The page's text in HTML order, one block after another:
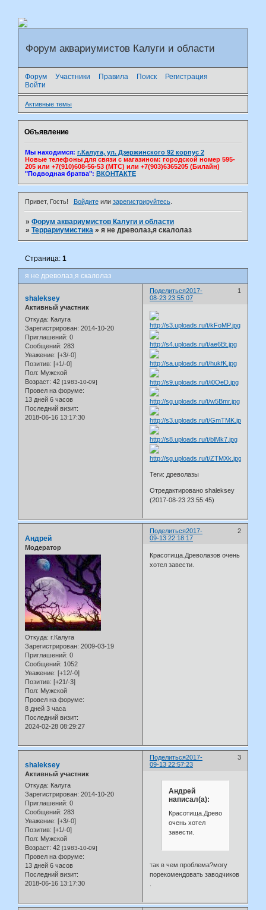
Форум аквариумистов Калуги и области
Форум Участники Правила Поиск
Регистрация
Войти
Активные темы
Объявление
Мы находимся: г.Калуга, ул. Дзержинского 92 корпус 2
Новые телефоны для связи с магазином: городской номер 595-
205 или +7(910)608-56-53 (МТС) или +7(903)6365205 (Билайн)
"Подводная братва": ВКОНТАКТЕ
Привет, Гость! Войдитеили зарегистрируйтесь.
»Форум аквариумистов Калуги и области
»Террариумистика »я не древолаз,я скалолаз
я не древолаз,я скалолаз
Страница:1
Поделиться 1
2017-
08-23 23:55:07
shaleksey
Активный участник
Откуда: Калуга
Зарегистрирован: 2014-10-20
Приглашений: 0
Сообщений: 283
Уважение: [+3/-0]
Позитив: [+1/-0]
Пол: Мужской
Возраст: 42 [1983-10-09]
Провел на форуме:
13 дней 6 часов
Последний визит:
2018-06-16 13:17:30
Теги: древолазы
Отредактировано shaleksey
(2017-08-23 23:55:45)
Поделиться 2
2017-
09-13 22:18:17
Андрей
Модератор
Откуда: г.Калуга
Зарегистрирован: 2009-03-19
Приглашений: 0
Сообщений: 1052
Уважение: [+12/-0]
Позитив: [+21/-3]
Пол: Мужской
Провел на форуме:
8 дней 3 часа
Последний визит:
2024-02-28 08:29:27
Красотища.Древолазов очень
хотел завести.
Поделиться 3
2017-
09-13 22:57:23
shaleksey
Активный участник
Откуда: Калуга
Зарегистрирован: 2014-10-20
Приглашений: 0
Сообщений: 283
Уважение: [+3/-0]
Позитив: [+1/-0]
Пол: Мужской
Возраст: 42 [1983-10-09]
Провел на форуме:
13 дней 6 часов
Последний визит:
2018-06-16 13:17:30
Андрей
написал(а):
Красотища.Древолазов
очень хотел
завести.
так в чем проблема?могу
порекомендовать заводчиков